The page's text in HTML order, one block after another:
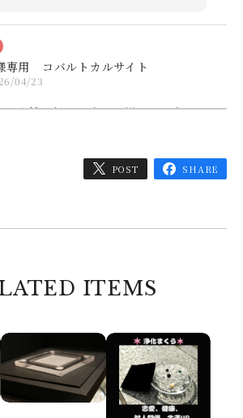
専用 コバルトカルサイト
04/23
店舗に行った時に、鮮やかな赤ワイ
とうございました。これからも通う
します。
ただきまして、ありがとうござい
いませ。 お待ちしております。 代
用
03/08
POST SHARE
ITEMS